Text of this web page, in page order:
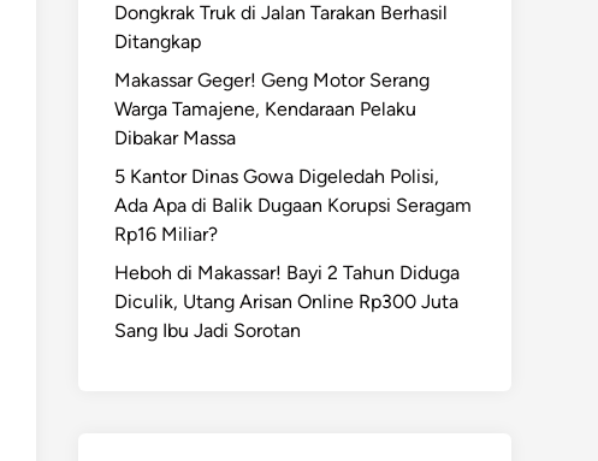
Dongkrak Truk di Jalan Tarakan Berhasil
Ditangkap
Makassar Geger! Geng Motor Serang
Warga Tamajene, Kendaraan Pelaku
Dibakar Massa
5 Kantor Dinas Gowa Digeledah Polisi,
Ada Apa di Balik Dugaan Korupsi Seragam
Rp16 Miliar?
Heboh di Makassar! Bayi 2 Tahun Diduga
Diculik, Utang Arisan Online Rp300 Juta
Sang Ibu Jadi Sorotan